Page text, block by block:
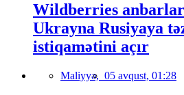
Wildberries
Ukrayna Rusiyaya
istiqamətini açır
Maliyyə, 05 avqust, 01:28